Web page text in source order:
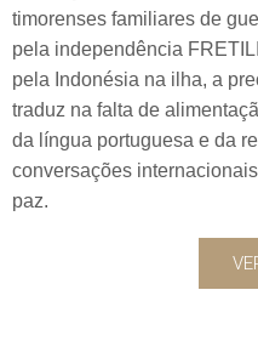
timorenses familiares de
pela independência
pela Indonésia na ilha, a
traduz na falta de
da língua portuguesa e da
conversações
paz.